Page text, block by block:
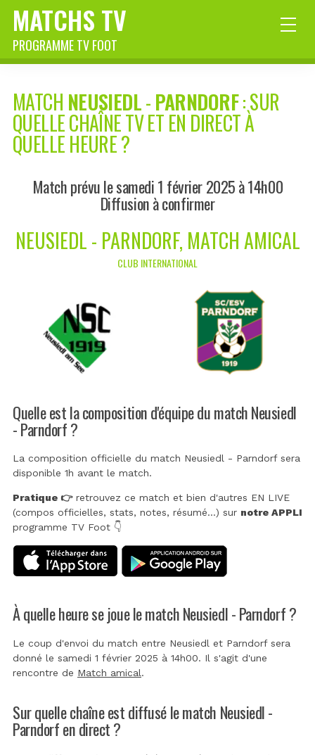
MATCHS TV
PROGRAMME TV FOOT
MATCH NEUSIEDL-PARNDORF: SUR
QUELLE CHAÎNE TV ET EN DIRECT À
QUELLE HEURE ?
Match prévu le samedi 1 février 2025 à 14h00
Diffusion à confirmer
NEUSIEDL - PARNDORF, MATCH AMICAL
CLUB INTERNATIONAL
Quelle est la composition d'équipe du match Neusiedl
- Parndorf ?
La composition officielle du match Neusiedl - Parndorf sera
disponible 1h avant le match.
Pratique 👉retrouvez ce match et bien d'autres EN LIVE
(compos officielles, stats, notes, résumé...) sur notre APPLI
programme TV Foot 👇
À quelle heure se joue le match Neusiedl - Parndorf ?
Le coup d'envoi du match entre Neusiedl et Parndorf sera
donné le samedi 1 février 2025 à 14h00. Il s'agit d'une
rencontre de Match amical.
Sur quelle chaîne est diffusé le match Neusiedl -
Parndorf en direct ?